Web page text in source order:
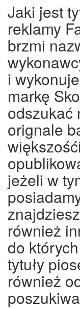
Jaki jest
reklamy
brzmi
i
markę
odszukać
orignale
jeżeli w
również
do
tytuły
również